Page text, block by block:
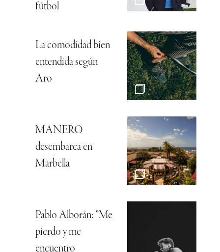
fútbol
La comodidad bien
entendida según
Aro
MANERO
desembarca en
Marbella
Pablo Alborán: “Me
pierdo y me
encuentro